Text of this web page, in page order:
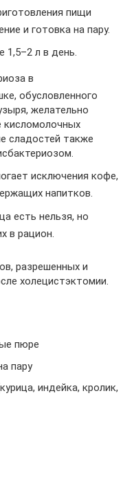
пищи
и готовка на пару.
1,5–2 л в день.
в
обусловленного
желательно
кисломолочных
сладостей также
исключения кофе,
напитков.
есть нельзя, но
в рацион.
разрешенных и
холецистэктомии.
пюре
пару
индейка, кролик,